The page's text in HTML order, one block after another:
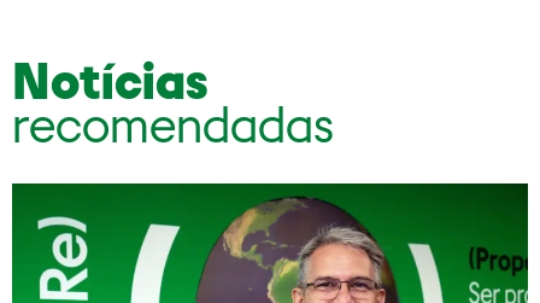
Notícias
recomendadas